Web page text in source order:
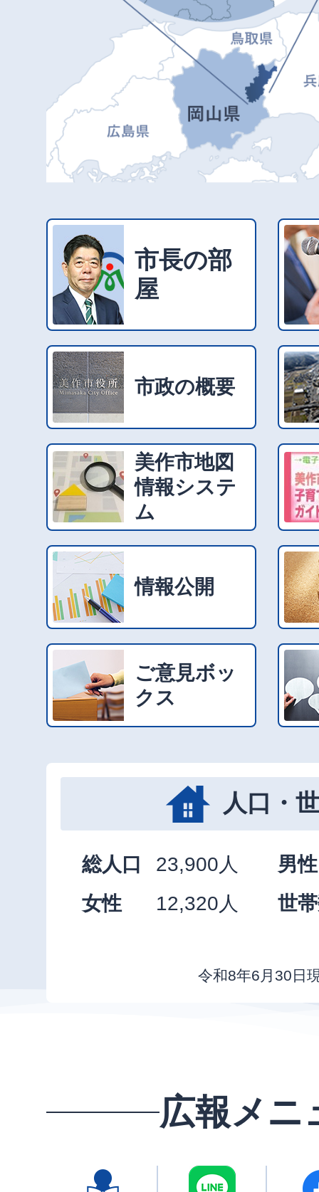
市長の部
屋
市政の概要
美作市地図
情報システ
ム
情報公開
ご意見ボッ
クス
人口・
総人口 23,900人
男性
女性
12,320人 世
令和8年6月30日
広報メニ